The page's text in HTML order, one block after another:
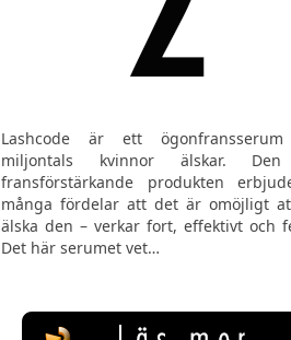
Lashcode är ett
miljontals kvinnor älskar.
fransförstärkande produkten
många fördelar att det är omöjligt
älska den – verkar fort, effektivt och
Det här serumet vet…